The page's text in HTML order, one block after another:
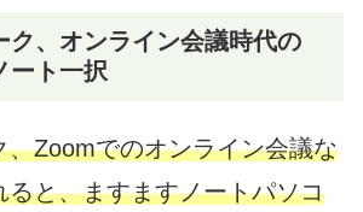
ク、オンライン会議時代の
ート一択
、Zoomでのオンライン会議な
ると、ますますノートパソコ